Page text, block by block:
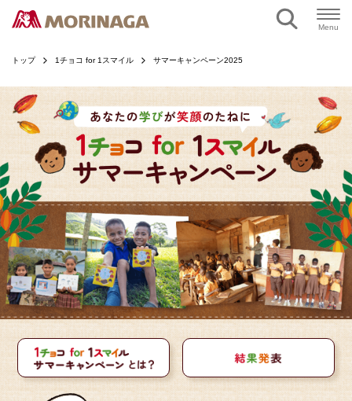
Menu
トップ 1チョコ for 1スマイル サマーキャンペーン2025